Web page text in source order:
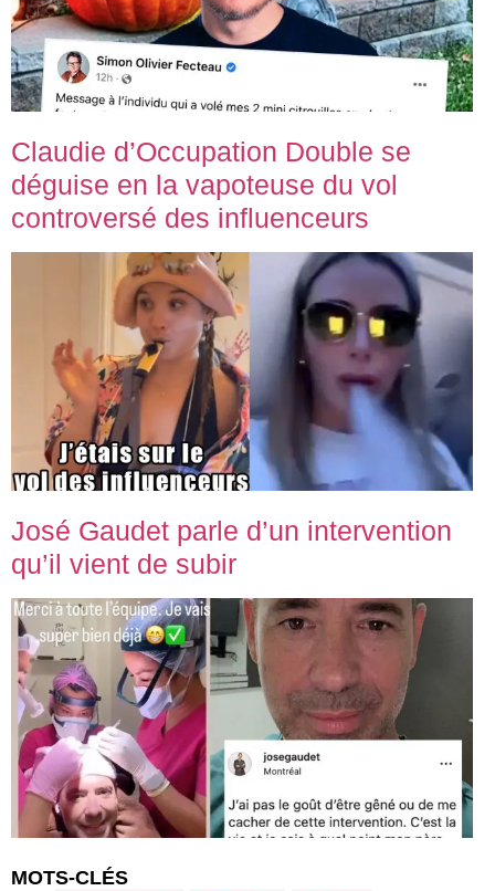
Claudie d’Occupation Double se
déguise en la vapoteuse du vol
controversé des influenceurs
José Gaudet parle d’un intervention
qu’il vient de subir
MOTS-CLÉS